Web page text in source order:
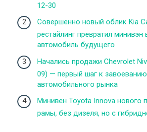
12-30
Совершенно новый облик Kia
рестайлинг превратил
автомобиль будущего
Начались продажи Chevrolet
09) — первый шаг к
автомобильного рынка
Минивен Toyota Innova нового
рамы, без дизеля, но с